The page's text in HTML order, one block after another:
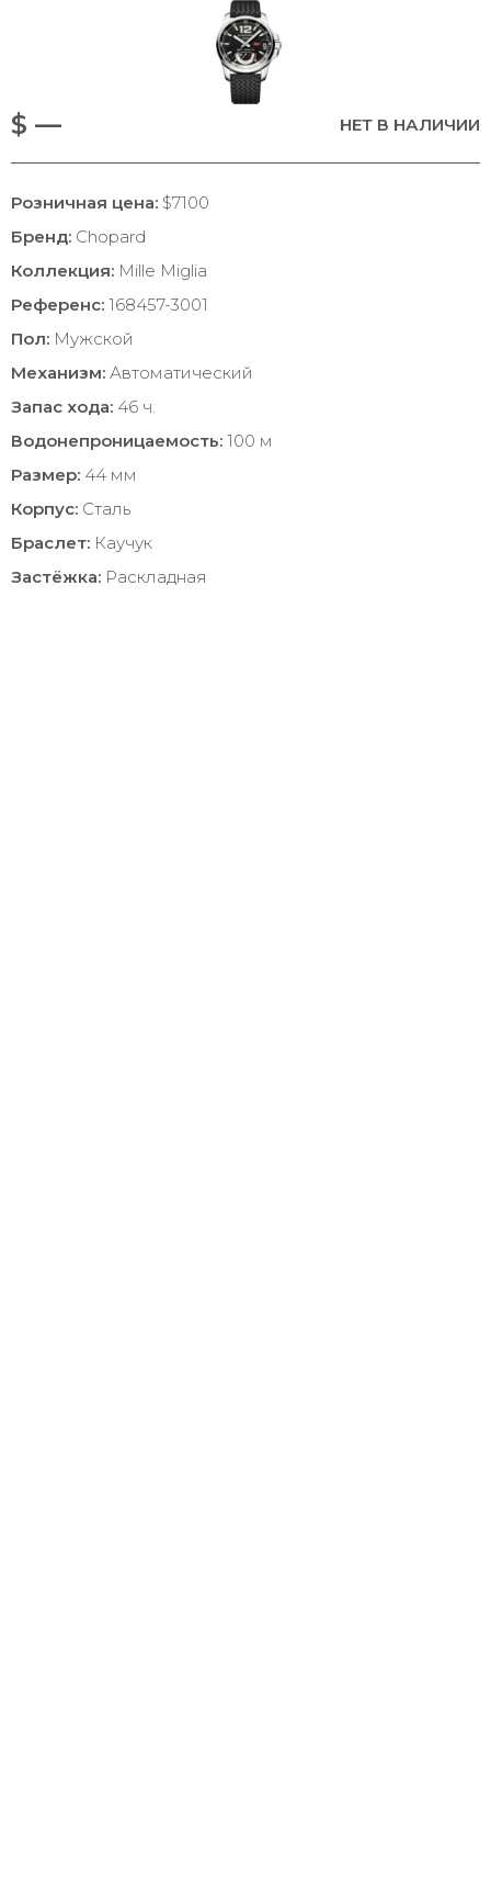
$ — НЕТ В НАЛИЧИИ
Розничная цена: $7100
Бренд: Chopard
Коллекция: Mille Miglia
Референс: 168457-3001
Пол: Мужской
Механизм: Автоматический
Запас хода: 46 ч.
Водонепроницаемость: 100 м
Размер: 44 мм
Корпус: Сталь
Браслет: Каучук
Застёжка: Раскладная